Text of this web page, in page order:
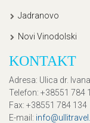
Jadranovo
Novi Vinodolski
KONTAKT
Adresa: Ulica dr.
Telefon: +38551 784
Fax: +38551 784 134
E-mail: